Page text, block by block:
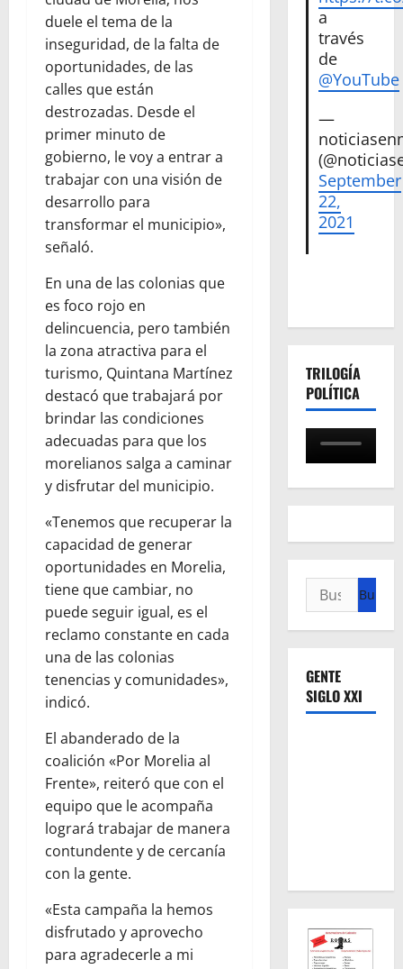
duele el tema de la
inseguridad, de la falta de
oportunidades, de las
calles que están
destrozadas. Desde el
primer minuto de
gobierno, le voy a entrar a
trabajar con una visión de
desarrollo para
transformar el municipio»,
señaló.
En una de las colonias que
es foco rojo en
delincuencia, pero también
la zona atractiva para el
turismo, Quintana Martínez
destacó que trabajará por
brindar las condiciones
adecuadas para que los
morelianos salga a caminar
y disfrutar del municipio.
«Tenemos que recuperar la
capacidad de generar
oportunidades en Morelia,
tiene que cambiar, no
puede seguir igual, es el
reclamo constante en cada
una de las colonias
tenencias y comunidades»,
indicó.
El abanderado de la
coalición «Por Morelia al
Frente», reiteró que con el
equipo que le acompaña
logrará trabajar de manera
contundente y de cercanía
con la gente.
«Esta campaña la hemos
disfrutado y aprovecho
para agradecerle a mi
a
través
de
@YouTube
—
September
22,
2021
TRILOGÍA
POLÍTICA
Buscar:
GENTE
SIGLO XXI